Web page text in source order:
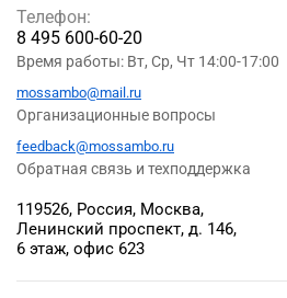
119526, Россия, Москва,
Ленинский проспект, д. 146,
6 этаж, офис 623
Телефон:
8 495 600-60-20
Время работы: Вт, Ср, Чт 14:00-17:00
mossambo@mail.ru
Организационные вопросы
feedback@mossambo.ru
Обратная связь и техподдержка